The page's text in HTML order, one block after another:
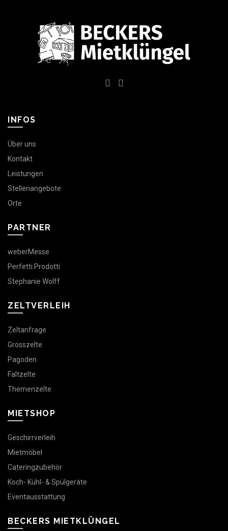
INFOS
Über uns
Kontakt
Leistungen
Stellenangebote
Orte
PARTNER
weberMesse
Perfetti Prodotti
Stephanie Wolff
ZELTVERLEIH
Zeltanfrage
Grosszelte
Pagoden
Faltzelte
Themenzelte
MIETSHOP
Geschirrverleih
Mietmöbel
Cateringzubehör
Koch- Kühl- & Spülgeräte
Eventausstattung
BECKERS MIETKLÜNGEL